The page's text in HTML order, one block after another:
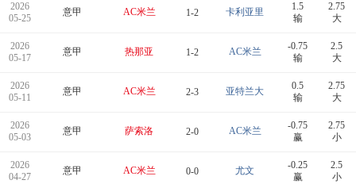
2026
05-25
意甲 AC米兰 1-2 卡利亚里
1.5
输
2.75
大
2026
05-17
意甲 热那亚 1-2 AC米兰
-0.75
输
2.5
大
2026
05-11
意甲 AC米兰 2-3 亚特兰大
0.5
输
2.75
大
2026
05-03
意甲 萨索洛 2-0 AC米兰
-0.75
赢
2.75
小
2026
04-27
意甲 AC米兰 0-0 尤文
-0.25
赢
2.5
小